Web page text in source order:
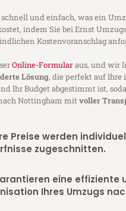
und einfach, was ein
indem Sie bei Ernst
Kostenvoranschlag
Online-Formularaus, und wir
Lösung, die perfekt auf
Ihr Budget abgestimmt ist,
Nottingham mitvoller
Preise werden
zugeschnitten.
eine effiziente
Ihres Umzugs